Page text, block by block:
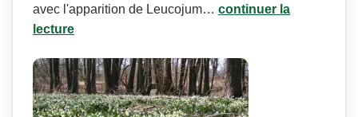
avec l'apparition de Leucojum… continuer la
lecture